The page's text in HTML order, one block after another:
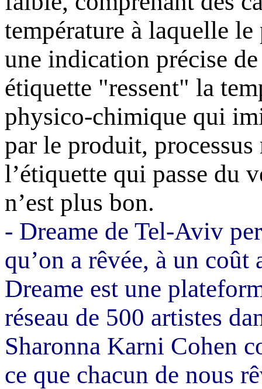
température à laquelle
une indication précise
étiquette "ressent" la
physico-chimique qui
par le produit,
l’étiquette qui passe du
n’est plus bon.
- Dreame de Tel-Aviv
qu’on a rêvée, à un coût
Dreame est une
réseau de 500 artistes
Sharonna Karni Cohen
ce que chacun de nous